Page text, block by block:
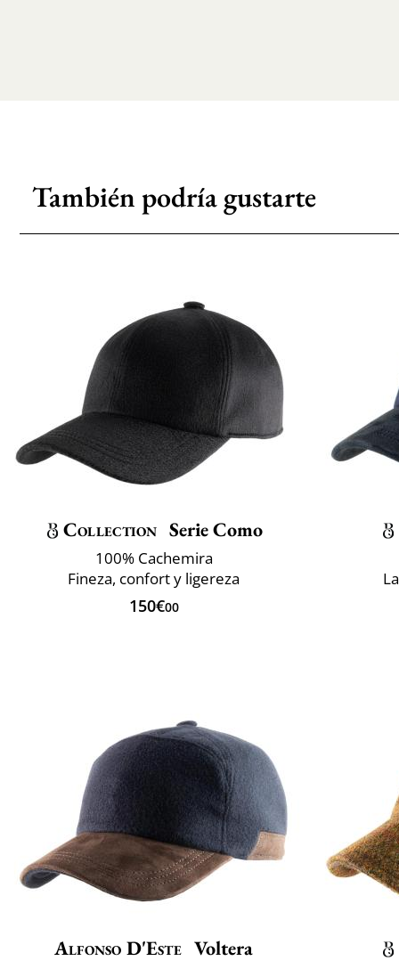
También podría gustarte
Collection Serie Como
100% Cachemira
Fineza, confort y ligereza
150€00
Alfonso D'Este Voltera